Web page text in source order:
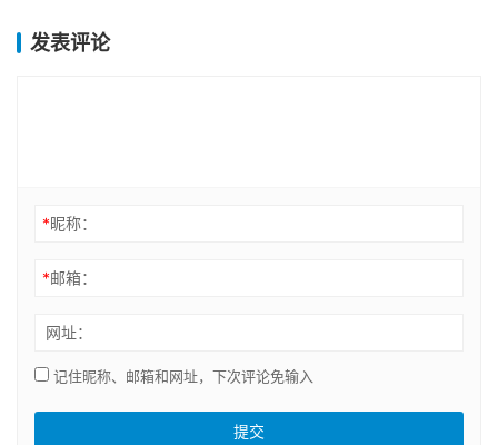
发表评论
*昵称：
*邮箱：
网址：
记住昵称、邮箱和网址，下次评论免输入